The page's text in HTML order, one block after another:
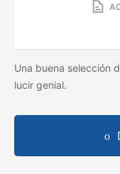
Una buena selección
lucir genial.